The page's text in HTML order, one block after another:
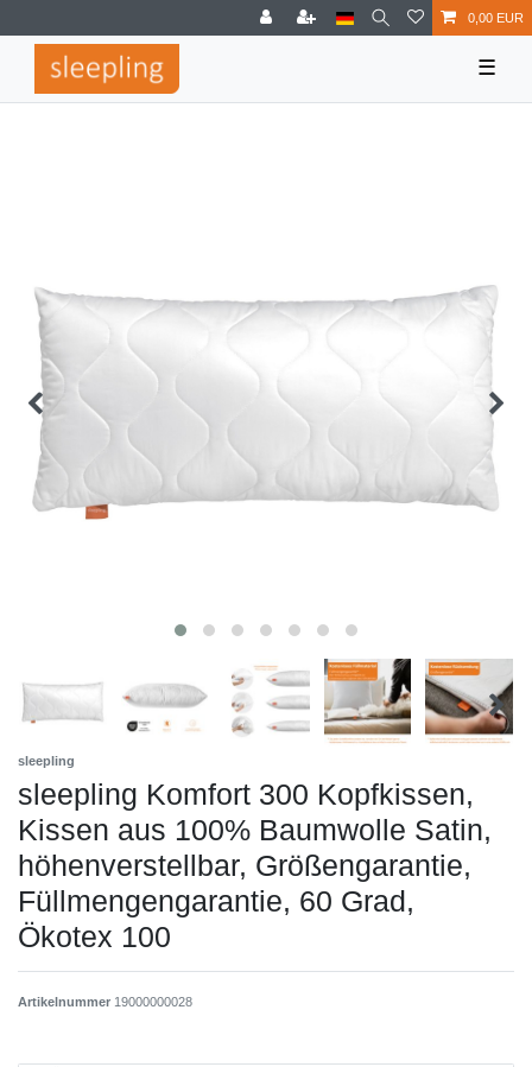
0,00 EUR
☰
sleepling
sleepling Komfort 300 Kopfkissen,
Kissen aus 100% Baumwolle Satin,
höhenverstellbar, Größengarantie,
Füllmengengarantie, 60 Grad,
Ökotex 100
Artikelnummer 19000000028